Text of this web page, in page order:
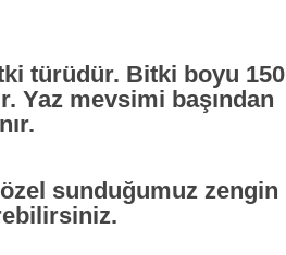
türüdür. Bitki boyu 150
Yaz mevsimi başından
sunduğumuz zengin